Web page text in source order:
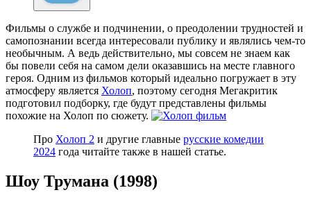
Фильмы о службе и подчинении, о преодолении трудностей и
самопознании всегда интересовали публику и являлись чем-то
необычным. А ведь действительно, мы совсем не знаем как
бы повели себя на самом дели оказавшись на месте главного
героя. Одним из фильмов который идеально погружает в эту
атмосферу является Холоп, поэтому сегодня Мегакритик
подготовил подборку, где будут представлены фильмы
похожие на Холоп по сюжету.
Про Холоп 2 и другие главные русские комедии
2024 года читайте также в нашей статье.
Шоу Трумана (1998)